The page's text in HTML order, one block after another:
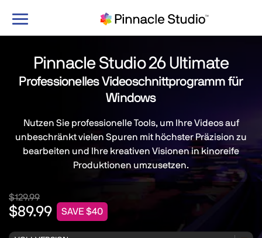
Navigation
Pinnacle Studio 26 Ultimate
Professionelles Videoschnittprogramm für
Windows
Nutzen Sie professionelle Tools, um Ihre Videos auf
unbeschränkt vielen Spuren mit höchster Präzision zu
bearbeiten und Ihre kreativen Visionen in kinoreife
Produktionen umzusetzen.
$129.99
$89.99 SAVE $40